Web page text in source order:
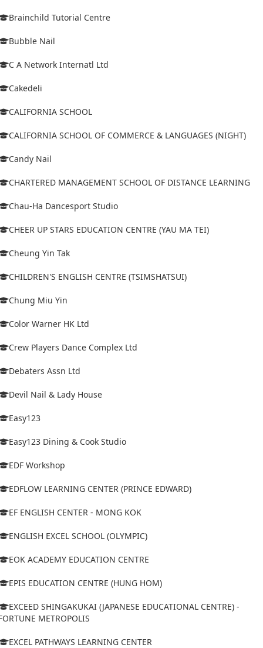
Brainchild Tutorial Centre
Bubble Nail
C A Network Internatl Ltd
Cakedeli
CALIFORNIA SCHOOL
CALIFORNIA SCHOOL OF COMMERCE & LANGUAGES (NIGHT)
Candy Nail
CHARTERED MANAGEMENT SCHOOL OF DISTANCE LEARNING
Chau-Ha Dancesport Studio
CHEER UP STARS EDUCATION CENTRE (YAU MA TEI)
Cheung Yin Tak
CHILDREN'S ENGLISH CENTRE (TSIMSHATSUI)
Chung Miu Yin
Color Warner HK Ltd
Crew Players Dance Complex Ltd
Debaters Assn Ltd
Devil Nail & Lady House
Easy123
Easy123 Dining & Cook Studio
EDF Workshop
EDFLOW LEARNING CENTER (PRINCE EDWARD)
EF ENGLISH CENTER - MONG KOK
ENGLISH EXCEL SCHOOL (OLYMPIC)
EOK ACADEMY EDUCATION CENTRE
EPIS EDUCATION CENTRE (HUNG HOM)
EXCEED SHINGAKUKAI (JAPANESE EDUCATIONAL CENTRE) -
METROPOLIS
EXCEL PATHWAYS LEARNING CENTER